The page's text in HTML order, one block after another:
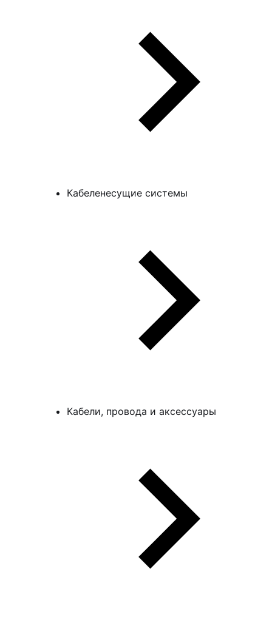
Кабеленесущие системы
Кабели, провода и аксессуары